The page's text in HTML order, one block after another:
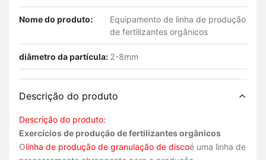
Nome do produto:
Equipamento de linha de produção
de fertilizantes orgânicos
diâmetro da partícula: 2-8mm
Descrição do produto
Descrição do produto:
Exercícios de produção de fertilizantes orgânicos
Olinha de produção de granulação de discoé uma linha de